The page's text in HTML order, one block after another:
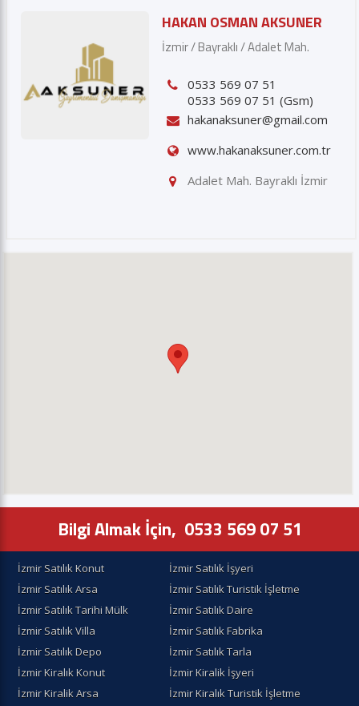
Gönder
HAKAN OSMAN AKSUNER
İzmir / Bayraklı / Adalet Mah.
0533 569 07 51
0533 569 07 51 (Gsm)
hakanaksuner@gmail.com
www.hakanaksuner.com.tr
Adalet Mah. Bayraklı İzmir
Bilgi Almak İçin, 0533 569 07 51
İzmir Satılık Konut
İzmir Satılık İşyeri
İzmir Satılık Arsa
İzmir Satılık Turistik İşletme
İzmir Satılık Tarihi Mülk
İzmir Satılık Daire
İzmir Satılık Villa
İzmir Satılık Fabrika
İzmir Satılık Depo
İzmir Satılık Tarla
İzmir Kiralık Konut
İzmir Kiralik İşyeri
İzmir Kiralik Arsa
İzmir Kiralık Turistik İşletme